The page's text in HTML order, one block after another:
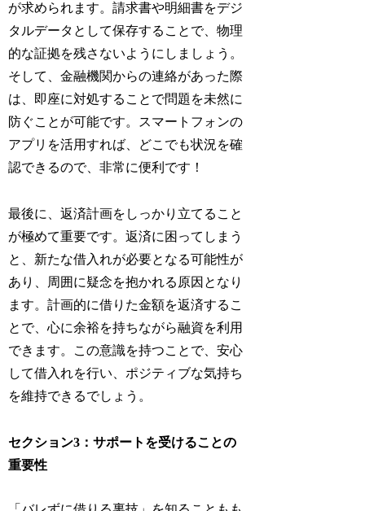
が求められます。請求書や明細書をデジ
タルデータとして保存することで、物理
的な証拠を残さないようにしましょう。
そして、金融機関からの連絡があった際
は、即座に対処することで問題を未然に
防ぐことが可能です。スマートフォンの
アプリを活用すれば、どこでも状況を確
認できるので、非常に便利です！
最後に、返済計画をしっかり立てること
が極めて重要です。返済に困ってしまう
と、新たな借入れが必要となる可能性が
あり、周囲に疑念を抱かれる原因となり
ます。計画的に借りた金額を返済するこ
とで、心に余裕を持ちながら融資を利用
できます。この意識を持つことで、安心
して借入れを行い、ポジティブな気持ち
を維持できるでしょう。
セクション3：サポートを受けることの
重要性